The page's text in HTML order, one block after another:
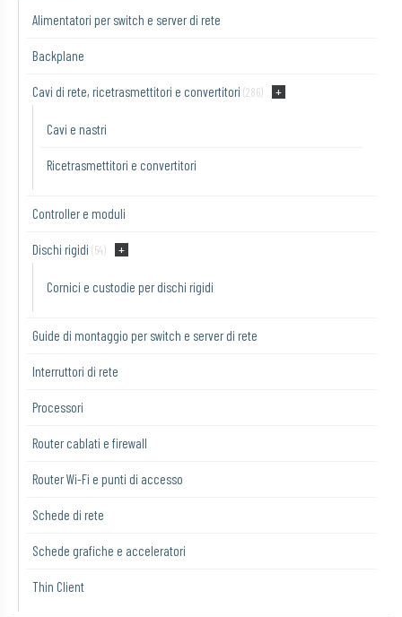
Alimentatori per switch e server di rete
Backplane
Cavi di rete, ricetrasmettitori e convertitori (286)
Cavi e nastri
Ricetrasmettitori e convertitori
Controller e moduli
Dischi rigidi (54)
Cornici e custodie per dischi rigidi
Guide di montaggio per switch e server di rete
Interruttori di rete
Processori
Router cablati e firewall
Router Wi-Fi e punti di accesso
Schede di rete
Schede grafiche e acceleratori
Thin Client